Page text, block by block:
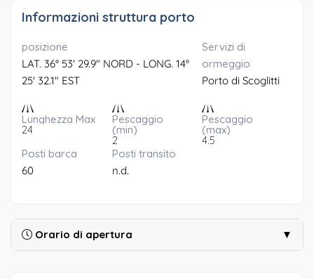
Informazioni struttura porto
posizione
LAT. 36° 53' 29.9" NORD - LONG. 14°
25' 32.1" EST
Servizi di
ormeggio
Porto di Scoglitti
Lunghezza Max
24
Pescaggio
(min)
2
Pescaggio
(max)
4.5
Posti barca
60
Posti transito
n.d.
Orario di apertura ▼